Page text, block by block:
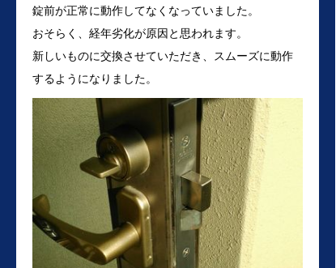
錠前が正常に動作してなくなっていました。
おそらく、経年劣化が原因と思われます。
新しいものに交換させていただき、スムーズに動作
するようになりました。